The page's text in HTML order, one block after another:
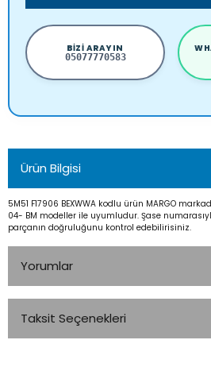
BIZI ARAYIN
05077770583
Ürün Bilgisi
5M51 F17906 BEXWWA kodlu ürün MARGO
04- BM modeller ile uyumludur. Şase
parçanın doğruluğunu kontrol edebilirisiniz.
Yorumlar
Taksit Seçenekleri